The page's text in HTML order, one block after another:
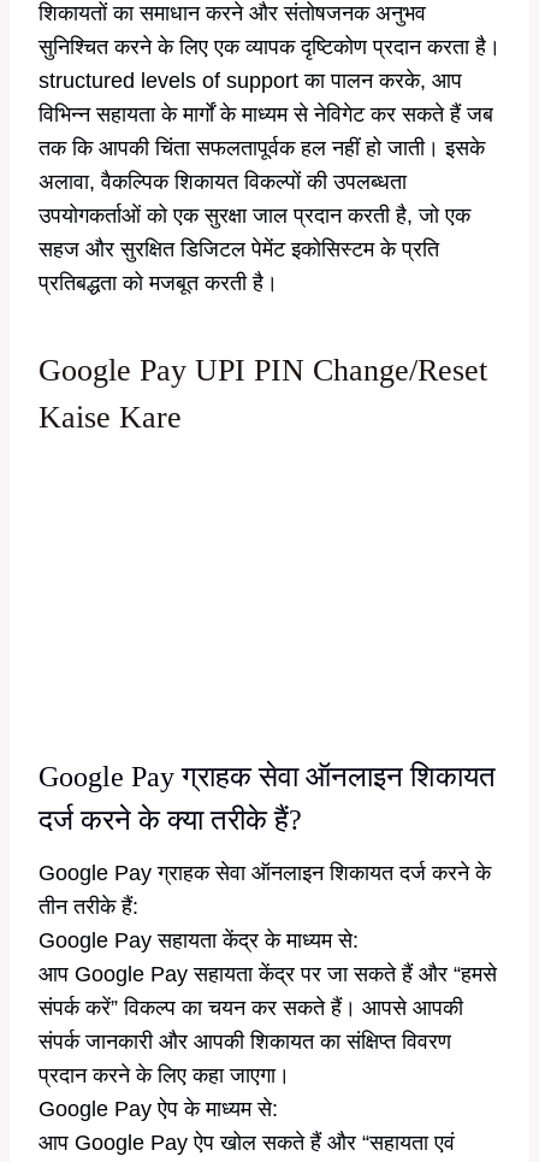
शिकायतों का समाधान करने और संतोषजनक अनुभव
सुनिश्चित करने के लिए एक व्यापक दृष्टिकोण प्रदान करता है।
structured levels of support का पालन करके, आप
विभिन्न सहायता के मार्गों के माध्यम से नेविगेट कर सकते हैं जब
तक कि आपकी चिंता सफलतापूर्वक हल नहीं हो जाती। इसके
अलावा, वैकल्पिक शिकायत विकल्पों की उपलब्धता
उपयोगकर्ताओं को एक सुरक्षा जाल प्रदान करती है, जो एक
सहज और सुरक्षित डिजिटल पेमेंट इकोसिस्टम के प्रति
प्रतिबद्धता को मजबूत करती है।
Google Pay UPI PIN Change/Reset
Kaise Kare
Google Pay ग्राहक सेवा ऑनलाइन शिकायत
दर्ज करने के क्या तरीके हैं?
Google Pay ग्राहक सेवा ऑनलाइन शिकायत दर्ज करने के
तीन तरीके हैं:
Google Pay सहायता केंद्र के माध्यम से:
आप Google Pay सहायता केंद्र पर जा सकते हैं और “हमसे
संपर्क करें” विकल्प का चयन कर सकते हैं। आपसे आपकी
संपर्क जानकारी और आपकी शिकायत का संक्षिप्त विवरण
प्रदान करने के लिए कहा जाएगा।
Google Pay ऐप के माध्यम से:
आप Google Pay ऐप खोल सकते हैं और “सहायता एवं